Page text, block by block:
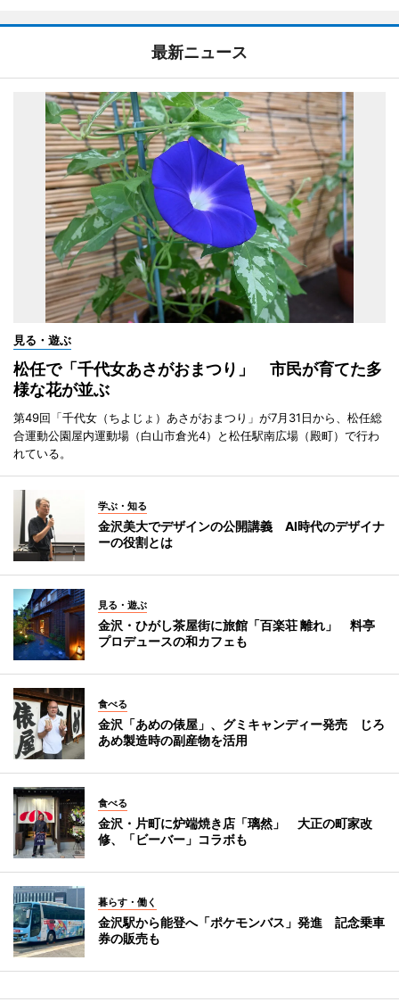
最新ニュース
見る・遊ぶ
松任で「千代女あさがおまつり」 市民が育てた多
様な花が並ぶ
第49回「千代女（ちよじょ）あさがおまつり」が7月31日から、松任総
合運動公園屋内運動場（白山市倉光4）と松任駅南広場（殿町）で行わ
れている。
学ぶ・知る
金沢美大でデザインの公開講義 AI時代のデザイナ
ーの役割とは
見る・遊ぶ
金沢・ひがし茶屋街に旅館「百楽荘 離れ」 料亭
プロデュースの和カフェも
食べる
金沢「あめの俵屋」、グミキャンディー発売 じろ
あめ製造時の副産物を活用
食べる
金沢・片町に炉端焼き店「璃然」 大正の町家改
修、「ビーバー」コラボも
暮らす・働く
金沢駅から能登へ「ポケモンバス」発進 記念乗車
券の販売も